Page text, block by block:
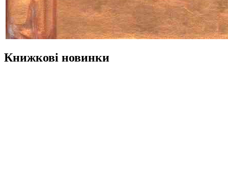
Книжкові новинки